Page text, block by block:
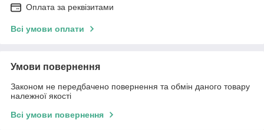
Оплата за реквізитами
Всі умови оплати
Умови повернення
Законом не передбачено повернення та обмін даного товару
належної якості
Всі умови повернення